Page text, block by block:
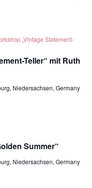
Teller“ mit Ruth
„Vintage Statement-
Niedersachsen, Germany
Summer“
Niedersachsen, Germany